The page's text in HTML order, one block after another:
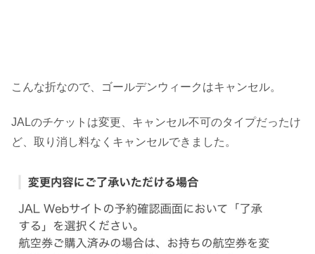
こんな折なので、ゴールデンウィークはキャンセル。
JALのチケットは変更、キャンセル不可のタイプだったけ
ど、取り消し料なくキャンセルできました。